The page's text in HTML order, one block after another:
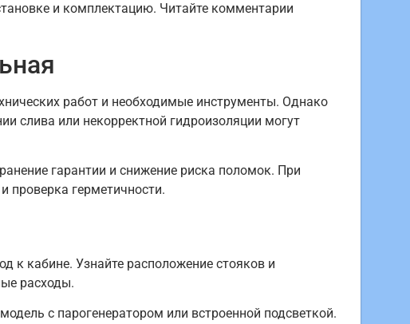
и комплектацию. Читайте комментарии
работ и необходимые инструменты. Однако
слива или некорректной гидроизоляции могут
гарантии и снижение риска поломок. При
проверка герметичности.
к кабине. Узнайте расположение стояков и
расходы.
с парогенератором или встроенной подсветкой.